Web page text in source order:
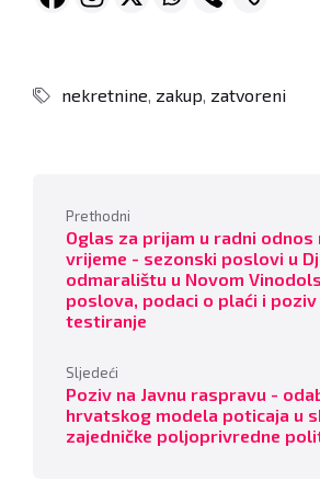
nekretnine zakup zatvoreni
Prethodni
Oglas za prijam u radni odnos
vrijeme - sezonski poslovi u
odmaralištu u Novom
poslova, podaci o plaći i poziv
testiranje
Sljedeći
Poziv na Javnu raspravu -
hrvatskog modela poticaja u
zajedničke poljoprivredne